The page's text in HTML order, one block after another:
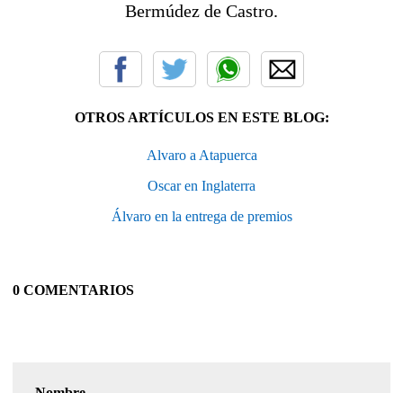
Bermúdez de Castro.
OTROS ARTÍCULOS EN ESTE BLOG:
Alvaro a Atapuerca
Oscar en Inglaterra
Álvaro en la entrega de premios
0 COMENTARIOS